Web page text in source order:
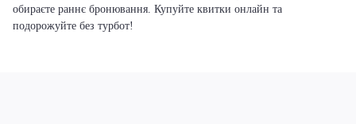
обираєте раннє бронювання. Купуйте квитки онлайн та
подорожуйте без турбот!